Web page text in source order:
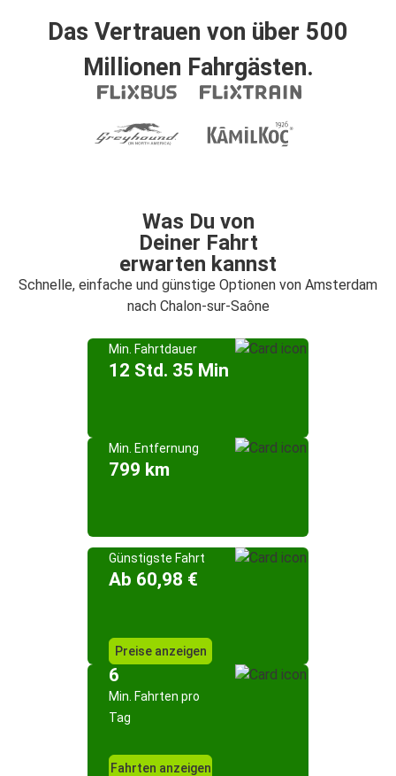
Das Vertrauen von über 500
Millionen Fahrgästen.
Was Du von
Deiner Fahrt
erwarten kannst
Schnelle, einfache und günstige Optionen von Amsterdam
nach Chalon-sur-Saône
Min. Fahrtdauer
12 Std. 35 Min
Min. Entfernung
799 km
Günstigste Fahrt
Ab 60,98 €
Preise anzeigen
6
Min. Fahrten pro
Tag
Fahrten anzeigen